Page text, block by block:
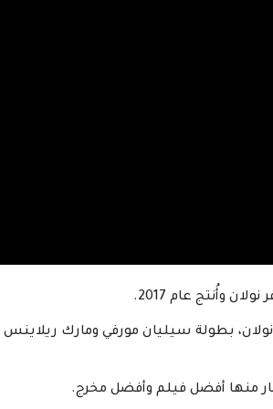
وأُنتج عام 2017.
بطولة سيليان مورفي ومارك ريلاينس